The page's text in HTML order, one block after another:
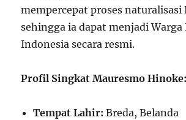
mempercepat proses naturalisasi
sehingga ia dapat menjadi Warga
Indonesia secara resmi.
Profil Singkat Mauresmo Hinoke:
Tempat Lahir: Breda, Belanda